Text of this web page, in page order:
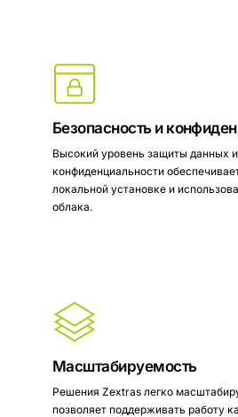
Безопасность и
Высокий уровень защиты данных и
конфиденциальности
локальной установке и
облака.
Масштабируемость
Решения Zextras легко
позволяет поддерживать работу